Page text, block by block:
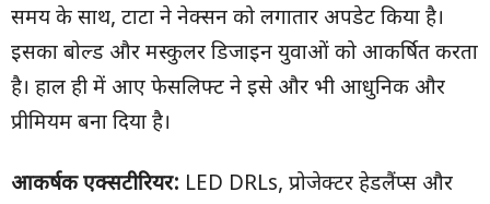
समय के साथ, टाटा ने नेक्सन को लगातार अपडेट किया है।
इसका बोल्ड और मस्कुलर डिजाइन युवाओं को आकर्षित करता
है। हाल ही में आए फेसलिफ्ट ने इसे और भी आधुनिक और
प्रीमियम बना दिया है।
आकर्षक एक्सटीरियर: LED DRLs, प्रोजेक्टर हेडलैंप्स और